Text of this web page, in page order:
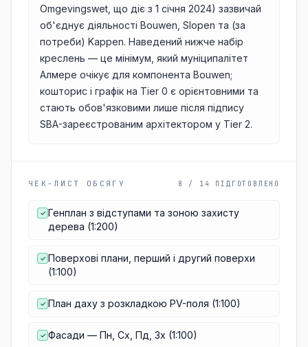
Omgevingswet, що діє з 1 січня 2024) зазвичай
об'єднує діяльності Bouwen, Slopen та (за
потреби) Kappen. Наведений нижче набір
креслень — це мінімум, який муніципалітет
Алмере очікує для компонента Bouwen;
кошторис і графік на Tier 0 є орієнтовними та
стають обов'язковими лише після підпису
SBA-зареєстрованим архітектором у Tier 2.
ЧЕК-ЛИСТ ОБСЯГУ 8 / 14 ПІДГОТОВЛЕНО
✓ Генплан з відступами та зоною захисту
дерева (1:200)
✓ Поверхові плани, перший і другий поверхи
(1:100)
✓ План даху з розкладкою PV-поля (1:100)
✓ Фасади — Пн, Сх, Пд, Зх (1:100)